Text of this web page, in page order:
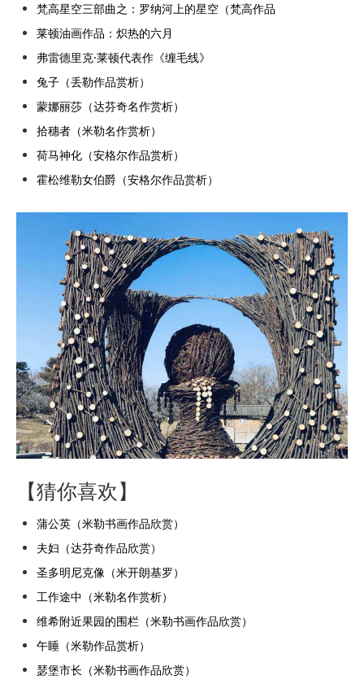
梵高星空三部曲之：罗纳河上的星空（梵高作品
莱顿油画作品：炽热的六月
弗雷德里克·莱顿代表作《缠毛线》
兔子（丢勒作品赏析）
蒙娜丽莎（达芬奇名作赏析）
拾穗者（米勒名作赏析）
荷马神化（安格尔作品赏析）
霍松维勒女伯爵（安格尔作品赏析）
【猜你喜欢】
蒲公英（米勒书画作品欣赏）
夫妇（达芬奇作品欣赏）
圣多明尼克像（米开朗基罗）
工作途中（米勒名作赏析）
维希附近果园的围栏（米勒书画作品欣赏）
午睡（米勒作品赏析）
瑟堡市长（米勒书画作品欣赏）